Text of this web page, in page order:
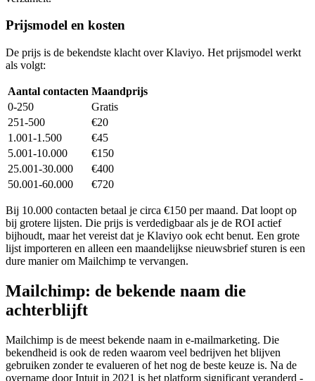
Prijsmodel en kosten
De prijs is de bekendste klacht over Klaviyo. Het prijsmodel werkt
als volgt:
Aantal contacten Maandprijs
0-250
Gratis
251-500
€20
1.001-1.500
€45
5.001-10.000
€150
25.001-30.000
€400
50.001-60.000
€720
Bij 10.000 contacten betaal je circa €150 per maand. Dat loopt op
bij grotere lijsten. Die prijs is verdedigbaar als je de ROI actief
bijhoudt, maar het vereist dat je Klaviyo ook echt benut. Een grote
lijst importeren en alleen een maandelijkse nieuwsbrief sturen is een
dure manier om Mailchimp te vervangen.
Mailchimp: de bekende naam die
achterblijft
Mailchimp is de meest bekende naam in e-mailmarketing. Die
bekendheid is ook de reden waarom veel bedrijven het blijven
gebruiken zonder te evalueren of het nog de beste keuze is. Na de
overname door Intuit in 2021 is het platform significant veranderd -